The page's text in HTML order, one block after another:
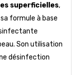
superficielles,
formule à base
Son utilisation
désinfection